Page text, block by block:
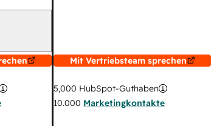
Mit Vertriebsteam sprechen
5,000 HubSpot-Guthaben
10.000 Marketingkontakte